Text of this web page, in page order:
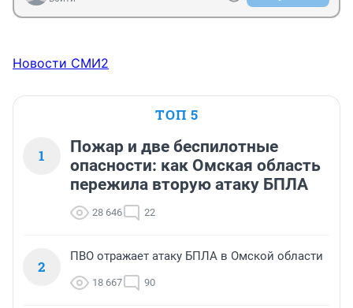
Новости СМИ2
ТОП 5
1
Пожар и две беспилотные
опасности: как Омская область
пережила вторую атаку БПЛА
28 646 22
2
ПВО отражает атаку БПЛА в Омской области
18 667 90